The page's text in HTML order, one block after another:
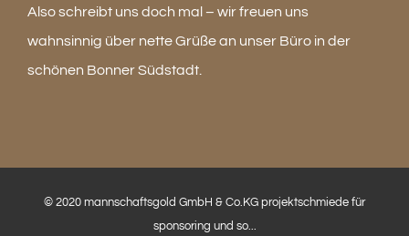
Also schreibt uns doch mal – wir freuen uns
wahnsinnig über nette Grüße an unser Büro in der
schönen Bonner Südstadt.
© 2020 mannschaftsgold GmbH & Co.KG projektschmiede für
sponsoring und so...